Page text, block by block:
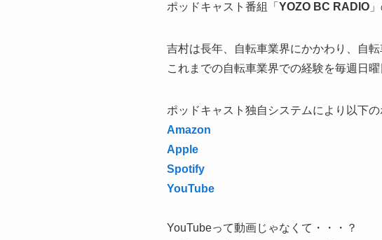
ポッドキャスト番組「 YOZO BC RADIO
吉村は長年、自転車業界にかかわり、自
これまでの自転車業界での経験を毎週日
ポッドキャスト独自システムにより以下
Amazon
Apple
Spotify
YouTube
YouTubeって動画じゃなくて・・・？